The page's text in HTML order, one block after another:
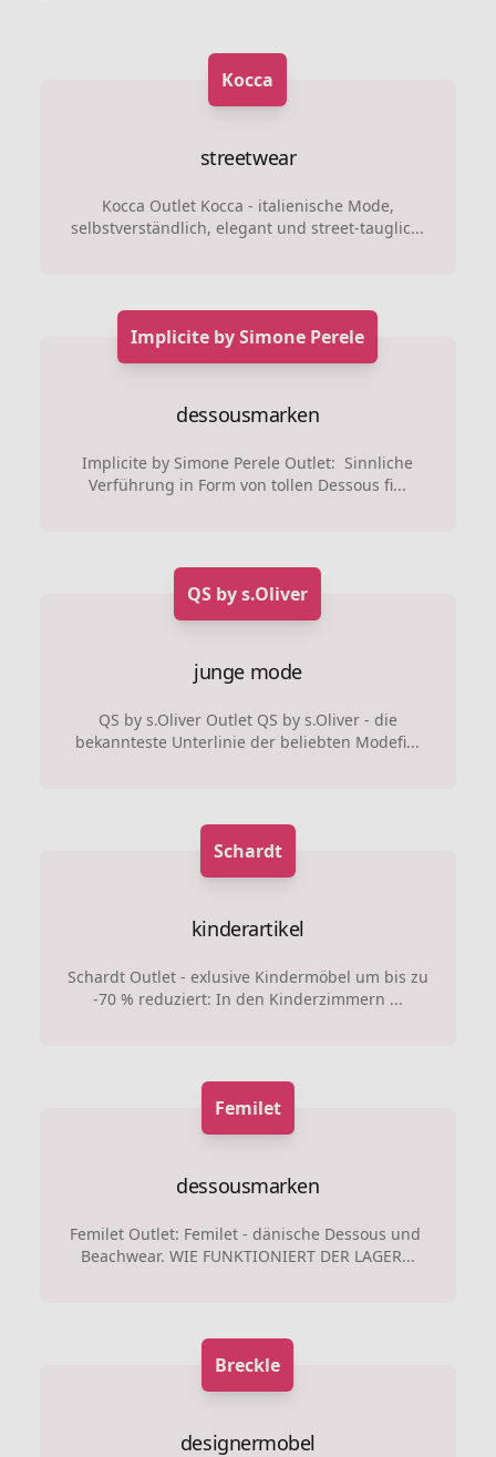
Kocca
streetwear
Kocca Outlet Kocca - italienische Mode,
selbstverständlich, elegant und street-tauglic...
Implicite by Simone Perele
dessousmarken
Implicite by Simone Perele Outlet: Sinnliche
Verführung in Form von tollen Dessous fi...
QS by s.Oliver
junge mode
QS by s.Oliver Outlet QS by s.Oliver - die
bekannteste Unterlinie der beliebten Modefi...
Schardt
kinderartikel
Schardt Outlet - exlusive Kindermöbel um bis zu
-70 % reduziert: In den Kinderzimmern ...
Femilet
dessousmarken
Femilet Outlet: Femilet - dänische Dessous und
Beachwear. WIE FUNKTIONIERT DER LAGER...
Breckle
designermobel